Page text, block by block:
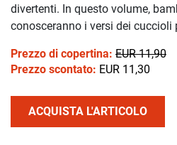
divertenti. In questo volume,
conosceranno i versi dei cuccioli
Prezzo di copertina: EUR 11,90
Prezzo scontato: EUR 11,30
ACQUISTA L'ARTICOLO